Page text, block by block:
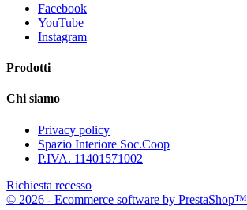
Facebook
YouTube
Instagram
Prodotti
Chi siamo
Privacy policy
Spazio Interiore Soc.Coop
P.IVA. 11401571002
Richiesta recesso
© 2026 - Ecommerce software by PrestaShop™